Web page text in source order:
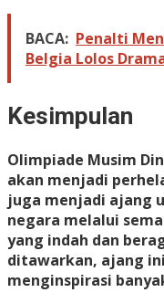
BACA: Penalti
Belgia Lolos
Kesimpulan
Olimpiade Musim
akan menjadi
juga menjadi ajang
negara melalui
yang indah dan
ditawarkan, ajang
menginspirasi